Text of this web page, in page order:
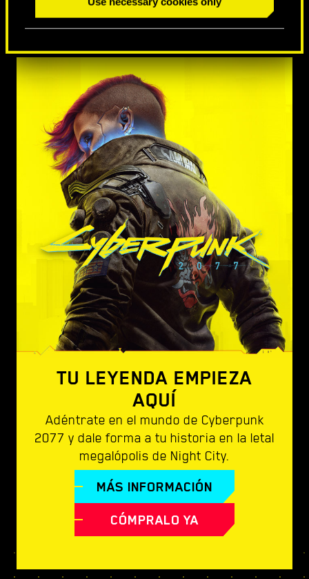
TU LEYENDA EMPIEZA
AQUÍ
Adéntrate en el mundo de Cyberpunk
2077 y dale forma a tu historia en la letal
megalópolis de Night City.
MÁS INFORMACIÓN
CÓMPRALO YA